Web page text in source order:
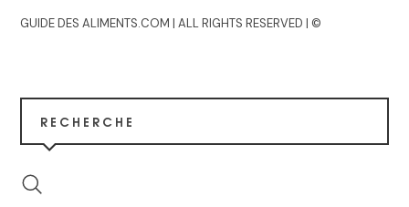
GUIDE DES ALIMENTS.COM | ALL RIGHTS RESERVED | ©
RECHERCHE